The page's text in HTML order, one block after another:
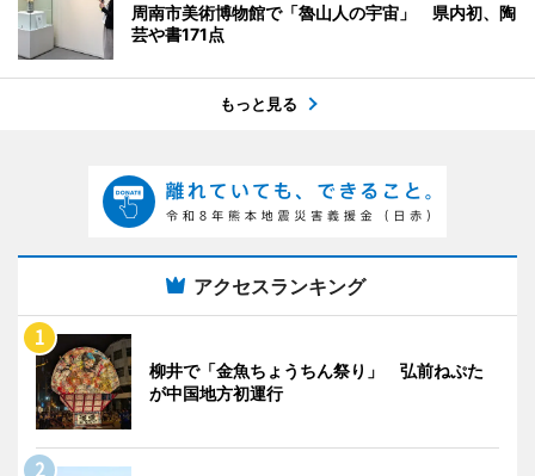
周南市美術博物館で「魯山人の宇宙」 県内初、陶
芸や書171点
もっと見る
アクセスランキング
柳井で「金魚ちょうちん祭り」 弘前ねぷた
が中国地方初運行